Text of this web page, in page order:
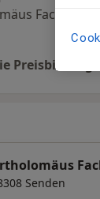
Fachärztin
Preisbildung?
Senden